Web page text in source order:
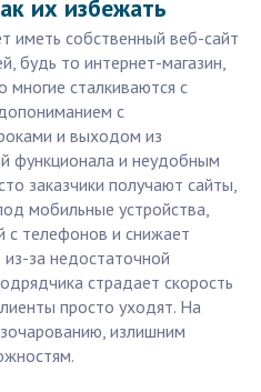
их избежать
иметь собственный веб-сайт
будь то интернет-магазин,
сталкиваются с
с
и выходом из
функционала и неудобным
заказчики получают сайты,
мобильные устройства,
с телефонов и снижает
за недостаточной
страдает скорость
просто уходят. На
излишним